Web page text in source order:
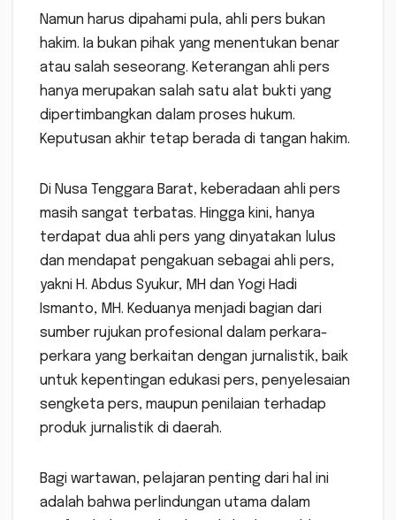
Namun harus dipahami pula, ahli pers bukan
hakim. Ia bukan pihak yang menentukan benar
atau salah seseorang. Keterangan ahli pers
hanya merupakan salah satu alat bukti yang
dipertimbangkan dalam proses hukum.
Keputusan akhir tetap berada di tangan hakim.
Di Nusa Tenggara Barat, keberadaan ahli pers
masih sangat terbatas. Hingga kini, hanya
terdapat dua ahli pers yang dinyatakan lulus
dan mendapat pengakuan sebagai ahli pers,
yakni H. Abdus Syukur, MH dan Yogi Hadi
Ismanto, MH. Keduanya menjadi bagian dari
sumber rujukan profesional dalam perkara-
perkara yang berkaitan dengan jurnalistik, baik
untuk kepentingan edukasi pers, penyelesaian
sengketa pers, maupun penilaian terhadap
produk jurnalistik di daerah.
Bagi wartawan, pelajaran penting dari hal ini
adalah bahwa perlindungan utama dalam